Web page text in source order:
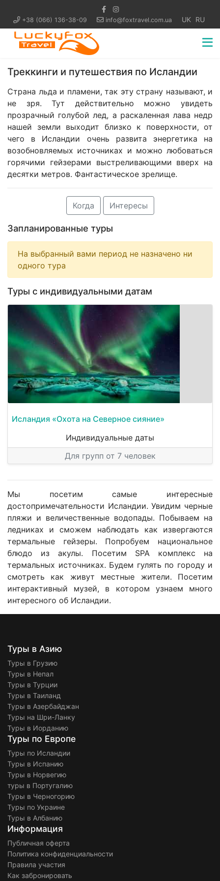
+38 (066) 136-38-09 info@foxtravel.com.ua UK RU
Треккинги и путешествия по Исландии
Страна льда и пламени, так эту страну называют, и
не зря. Тут действительно можно увидеть
прозрачный голубой лед, а раскаленная лава недр
нашей земли выходит близко к поверхности, от
чего в Исландии очень развита энергетика на
возобновляемых источниках и можно любоваться
горячими гейзерами выстреливающими вверх на
десятки метров. Фантастическое зрелище.
Когда Интересы
Запланированные туры
На выбранный вами период не назначено ни
одного тура
Туры с индивидуальными датам
Исландия «Охота на Северное сияние»
Индивидуальные даты
Для групп от 7 человек
Мы посетим самые интересные
достопримечательности Исландии. Увидим черные
пляжи и величественные водопады. Побываем на
ледниках и сможем наблюдать как извергаются
термальные гейзеры. Попробуем национальное
блюдо из акулы. Посетим SPA комплекс на
термальных источниках. Будем гулять по городу и
смотреть как живут местные жители. Посетим
интерактивный музей, в котором узнаем много
интересного об Исландии.
Туры в Азию
Туры в Грузию
Туры в Непал
Туры в Турции
Туры в Таиланд
Туры в Азербайджан
Туры на Шри-Ланку
Туры в Иорданию
Туры по Европе
Туры по Исландии
Туры в Испанию
Туры в Норвегию
туры в Португалию
Туры в Черногорию
Туры по Украине
Туры в Албанию
Информация
Публичная оферта
Политика конфиденциальности
Правила участия
Как забронировать